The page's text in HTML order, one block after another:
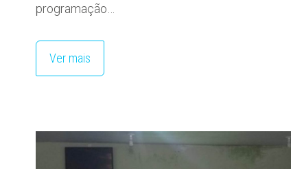
programação…
Ver mais